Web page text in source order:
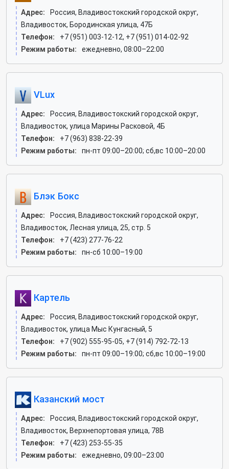
Адрес:
Россия, Владивостокский городской округ,
Владивосток, Бородинская улица, 47Б
Телефон:
+7 (951) 003-12-12, +7 (951) 014-02-92
Режим работы:
ежедневно, 08:00–22:00
VLux
Адрес:
Россия, Владивостокский городской округ,
Владивосток, улица Марины Расковой, 4Б
Телефон:
+7 (963) 838-22-39
Режим работы:
пн-пт 09:00–20:00; сб,вс 10:00–20:00
Блэк Бокс
Адрес:
Россия, Владивостокский городской округ,
Владивосток, Лесная улица, 25, стр. 5
Телефон:
+7 (423) 277-76-22
Режим работы:
пн-сб 10:00–19:00
Картель
Адрес:
Россия, Владивостокский городской округ,
Владивосток, улица Мыс Кунгасный, 5
Телефон:
+7 (902) 555-95-05, +7 (914) 792-72-13
Режим работы:
пн-пт 09:00–19:00; сб,вс 10:00–19:00
Казанский мост
Адрес:
Россия, Владивостокский городской округ,
Владивосток, Верхнепортовая улица, 78В
Телефон:
+7 (423) 253-55-35
Режим работы:
ежедневно, 09:00–23:00